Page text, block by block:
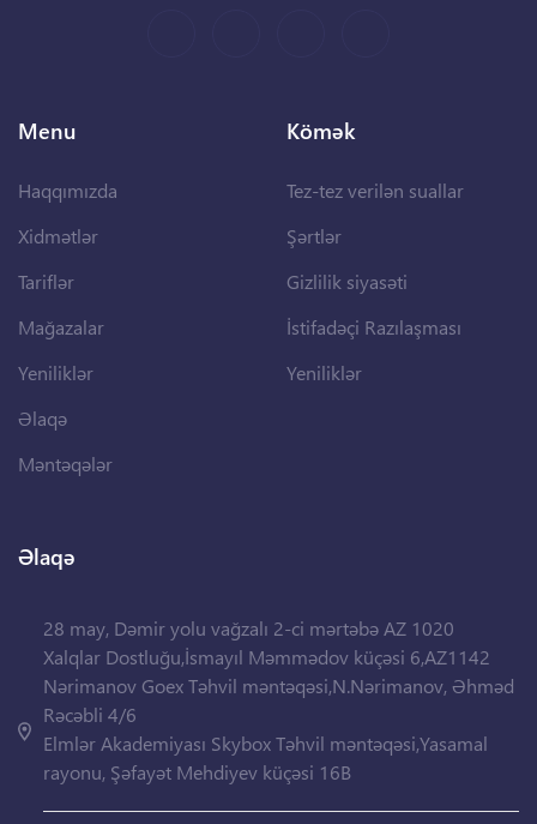
Menu
Haqqımızda
Xidmətlər
Tariflər
Mağazalar
Yeniliklər
Əlaqə
Məntəqələr
Kömək
Tez-tez verilən suallar
Şərtlər
Gizlilik siyasəti
İstifadəçi Razılaşması
Yeniliklər
Əlaqə
28 may, Dəmir yolu vağzalı 2-ci mərtəbə AZ 1020
Xalqlar Dostluğu,İsmayıl Məmmədov küçəsi 6,AZ1142
Nərimanov Goex Təhvil məntəqəsi,N.Nərimanov, Əhməd
Rəcəbli 4/6
Elmlər Akademiyası Skybox Təhvil məntəqəsi,Yasamal
rayonu, Şəfayət Mehdiyev küçəsi 16B